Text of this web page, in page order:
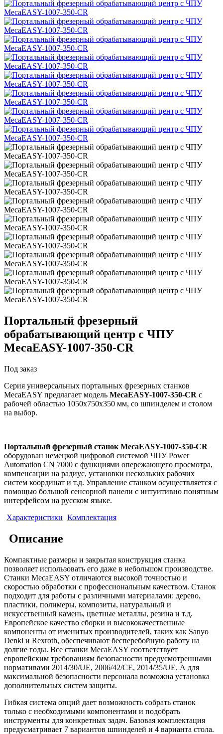
Портальный фрезерный
обрабатывающий центр с ЧПУ
MecaEASY-1007-350-CR
Под заказ
Серия универсальных портальных фрезерных станков
MecaEASY предлагает модель MecaEASY-1007-350-CR с
рабочей областью 1050х750х350 мм, со шпинделем и столом
на выбор.
Портальный фрезерный станок MecaEASY-1007-350-CR
оборудован немецкой цифровой системой ЧПУ Power
Automation CN 7000 с функциями опережающего просмотра,
компенсации на радиус, установки нескольких рабочих
систем координат и т.д. Управление станком осуществляется с
помощью большой сенсорной панели с интуитивно понятным
интерфейсом на русском языке.
Характеристики Комплектация
Описание
Компактные размеры и закрытая конструкция станка
позволяет использовать его даже в небольшом производстве.
Станки MecaEASY отличаются высокой точностью и
скоростью обработки с профессиональным качеством. Станок
подходит для работы с различными материалами: дерево,
пластики, полимеры, композиты, натуральный и
искусственный камень, цветные металлы, резина и т.д.
Европейское качество сборки и высококачественные
компоненты от именитых производителей, таких как Sanyo
Denki и Rexroth, обеспечивают бесперебойную работу на
долгие годы. Все станки MecaEASY соответствует
европейским требованиям безопасности предусмотренными
нормативами 2014/30/UE, 2006/42/CE, 2014/35/UE. А для
максимальной безопасности персонала возможна установка
дополнительных систем защиты.
Гибкая система опций дает возможность собрать станок
только с необходимыми компонентами и подобрать
инструменты для конкретных задач. Базовая комплектация
предусматривает 7 вариантов шпинделей и 4 варианта стола.